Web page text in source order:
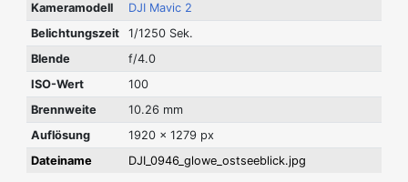
Kameramodell
DJI Mavic 2
Belichtungszeit
1/1250 Sek.
Blende
f/4.0
ISO-Wert
100
Brennweite
10.26 mm
Auflösung
1920 x 1279 px
Dateiname
DJI_0946_glowe_ostseeblick.jpg